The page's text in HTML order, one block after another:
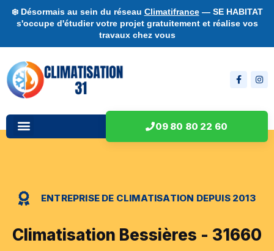
❄️ Désormais au sein du réseau Climatifrance— SE HABITAT
s'occupe d'étudier votre projet gratuitement et réalise vos
travaux chez vous
09 80 80 22 60
ENTREPRISE DE CLIMATISATION DEPUIS 2013
Climatisation Bessières - 31660